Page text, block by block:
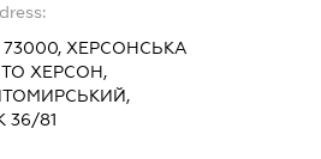
73000, ХЕРСОНСЬКА
ХЕРСОН,
36/81